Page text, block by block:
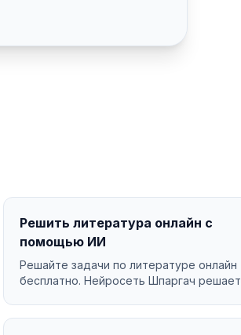
Решить литература онлайн с
помощью ИИ
Решайте задачи по литературе онлайн
бесплатно. Нейросеть Шпаргач решает